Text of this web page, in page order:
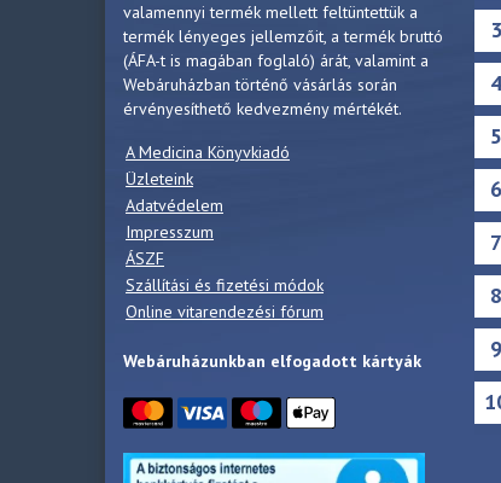
valamennyi termék mellett feltüntettük a
termék lényeges jellemzőit, a termék bruttó
(ÁFA-t is magában foglaló) árát, valamint a
Webáruházban történő vásárlás során
érvényesíthető kedvezmény mértékét.
A Medicina Könyvkiadó
Üzleteink
Adatvédelem
Impresszum
ÁSZF
Szállítási és fizetési módok
Online vitarendezési fórum
Webáruházunkban elfogadott kártyák
3
4
5
6
7
8
9